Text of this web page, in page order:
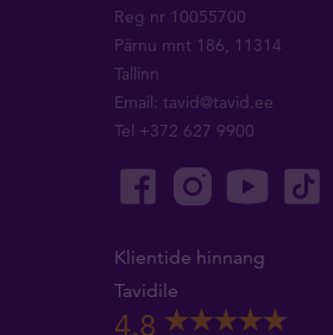
Reg nr 10055700
Pärnu mnt 186, 11314
Tallinn
Email:tavid@tavid.ee
Tel +372 627 9900
Klientide hinnang
Tavidile
4.8